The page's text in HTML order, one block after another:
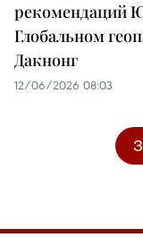
рекомендаций
Глобальном
Дакнонг
12/06/2026 08:03